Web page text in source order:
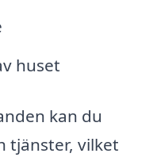
huset
kan du
tjänster, vilket